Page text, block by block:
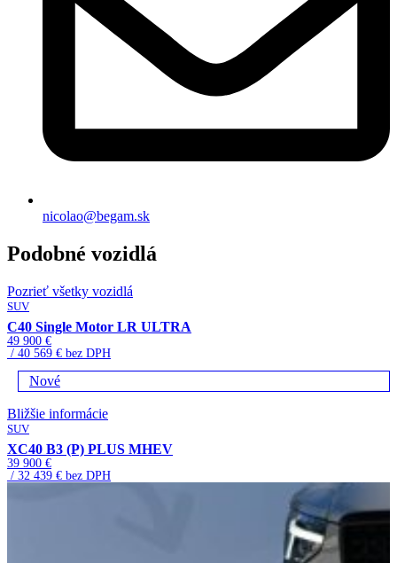
nicolao@begam.sk
Podobné vozidlá
Pozrieť všetky vozidlá
SUV
C40 Single Motor LR ULTRA
49 900 €
/ 40 569 € bez DPH
Nové
Bližšie informácie
SUV
XC40 B3 (P) PLUS MHEV
39 900 €
/ 32 439 € bez DPH